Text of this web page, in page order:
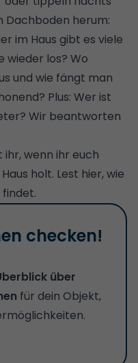
Dachboden herum:
im Haus gibt es viele
wieder los? Wo
und wie fängt man
Plus: Wer ist
Wir beantworten
wenn ihr euch
holt. Lest hier, wie
checken!
über
für dein Objekt,